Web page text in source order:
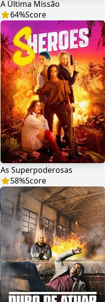
A Última Missão
64%Score
As Superpoderosas
58%Score